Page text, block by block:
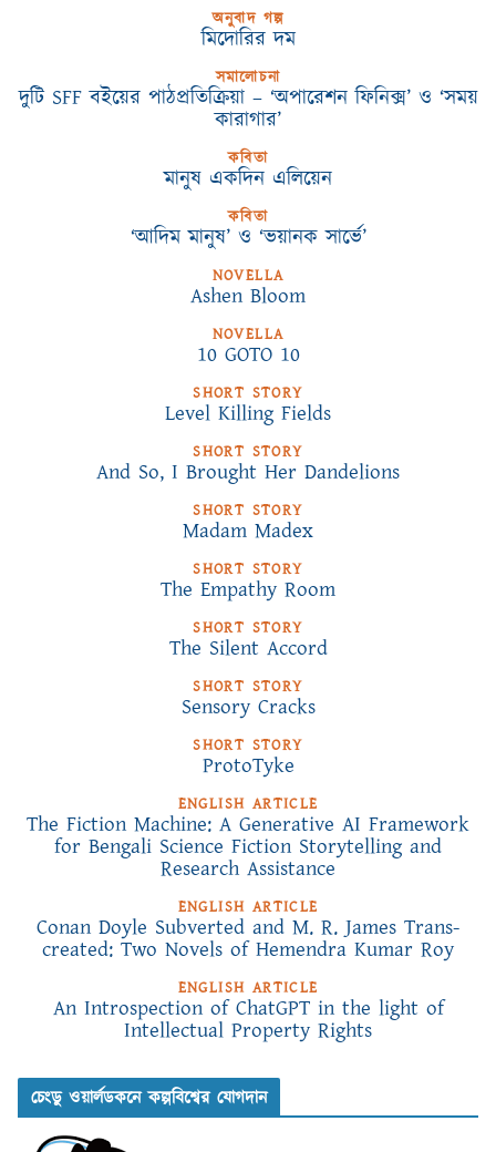
অনুবাদ গল্প
মিদোরির দম
সমালোচনা
দুটি SFF বইয়ের পাঠপ্রতিক্রিয়া – ‘অপারেশন ফিনিক্স’ ও ‘সময়
কারাগার’
কবিতা
মানুষ একদিন এলিয়েন
কবিতা
‘আদিম মানুষ’ ও ‘ভয়ানক সার্ভে’
NOVELLA
Ashen Bloom
NOVELLA
10 GOTO 10
SHORT STORY
Level Killing Fields
SHORT STORY
And So, I Brought Her Dandelions
SHORT STORY
Madam Madex
SHORT STORY
The Empathy Room
SHORT STORY
The Silent Accord
SHORT STORY
Sensory Cracks
SHORT STORY
ProtoTyke
ENGLISH ARTICLE
The Fiction Machine: A Generative AI Framework
for Bengali Science Fiction Storytelling and
Research Assistance
ENGLISH ARTICLE
Conan Doyle Subverted and M. R. James Trans-
created: Two Novels of Hemendra Kumar Roy
ENGLISH ARTICLE
An Introspection of ChatGPT in the light of
Intellectual Property Rights
চেংডু ওয়ার্লডকনে কল্পবিশ্বের যোগদান